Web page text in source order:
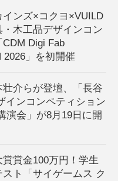
インズ×コクヨ×VUILD
木工品デザインコン
Digi Fab
2026」を初開催
介らが登壇、「長谷
インコンペティション
演会」が8月19日に開
賞賞金100万円！学生
ト「サイゲームス ク